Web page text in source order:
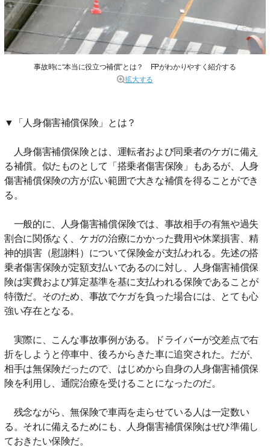
事故時に“本当に役立つ補償”とは？ FPがわかりやすく紹介する
拡大する
▼「人身傷害補償保険」とは？
人身傷害補償保険とは、運転者および同乗者のケガに備え
る補償。似たものとして「搭乗者傷害保険」もあるが、人身
傷害補償保険の方が広い範囲で大きな補償を得ることができ
る。
一般的に、人身傷害補償保険では、事故相手の有無や過失
割合に関係なく、ケガの治療にかかった費用や休業損害、精
神的損害（慰謝料）について保険金が支払われる。先述の搭
乗者傷害保険が定額支払いであるのに対し、人身傷害補償保
険は実費および算定基準を基に支払われる保険であることが
特徴だ。そのため、事故でケガを負った場合には、とても心
強い存在となる。
実際に、こんな事故事例がある。ドライバーが交差点で右
折をしようと停車中、後ろからきた車に追突された。だが、
相手は無保険だったので、はじめから自身の人身傷害補償保
険を利用し、通院治療を受けることになったのだ。
残念ながら、無保険で車両を走らせている人は一定数い
る。それに備えるためにも、人身傷害補償保険はぜひ準備し
ておきたい保険だ。